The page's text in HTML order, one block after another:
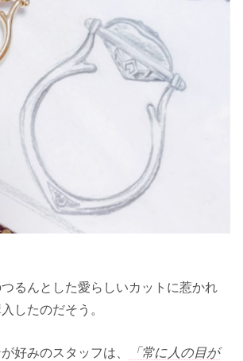
るんとした愛らしいカットに惹かれ
したのだそう。
好みのスタッフは、
「常に人の目が